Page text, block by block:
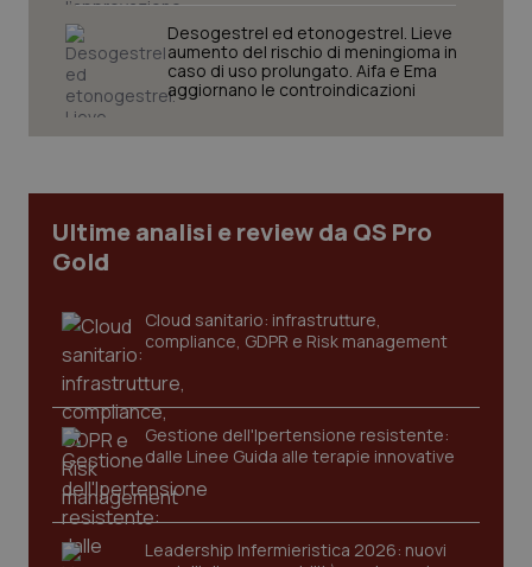
Desogestrel ed etonogestrel. Lieve
aumento del rischio di meningioma in
caso di uso prolungato. Aifa e Ema
aggiornano le controindicazioni
Ultime analisi e review da QS Pro
Gold
Cloud sanitario: infrastrutture,
compliance, GDPR e Risk management
Gestione dell'Ipertensione resistente:
dalle Linee Guida alle terapie innovative
Leadership Infermieristica 2026: nuovi
VISITOR_PRIVACY_METADATA
YouTube
.youtube.com
CookieScriptConsent
www.quotidianosanita.it